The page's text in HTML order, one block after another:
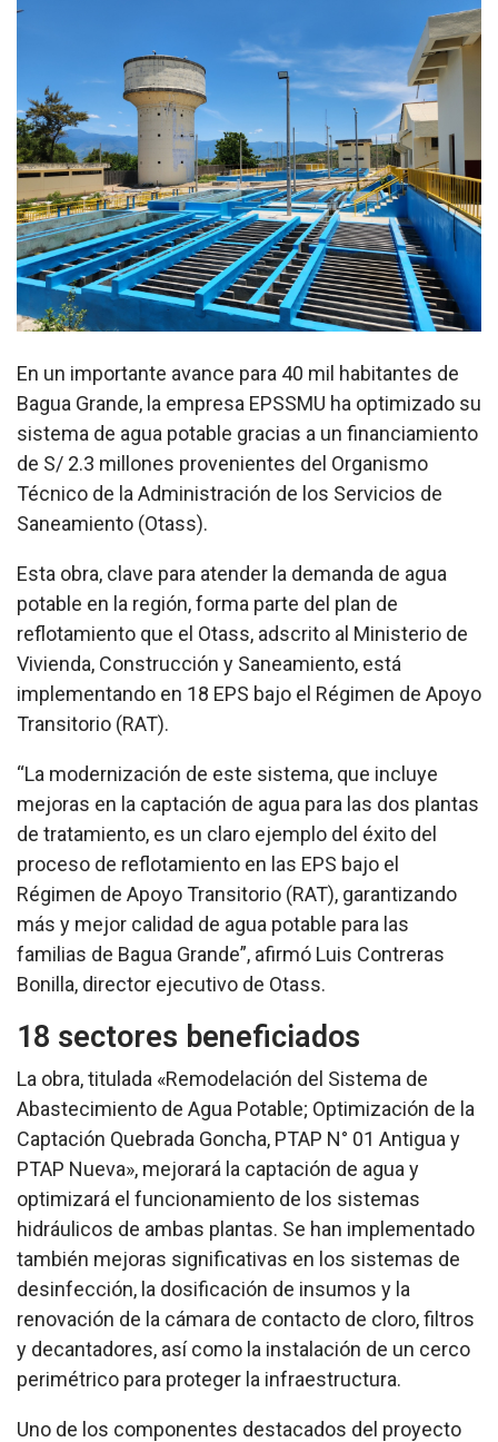
En un importante avance para 40 mil habitantes de
Bagua Grande, la empresa EPSSMU ha optimizado su
sistema de agua potable gracias a un financiamiento
de S/ 2.3 millones provenientes del Organismo
Técnico de la Administración de los Servicios de
Saneamiento (Otass).
Esta obra, clave para atender la demanda de agua
potable en la región, forma parte del plan de
reflotamiento que el Otass, adscrito al Ministerio de
Vivienda, Construcción y Saneamiento, está
implementando en 18 EPS bajo el Régimen de Apoyo
Transitorio (RAT).
“La modernización de este sistema, que incluye
mejoras en la captación de agua para las dos plantas
de tratamiento, es un claro ejemplo del éxito del
proceso de reflotamiento en las EPS bajo el
Régimen de Apoyo Transitorio (RAT), garantizando
más y mejor calidad de agua potable para las
familias de Bagua Grande”, afirmó Luis Contreras
Bonilla, director ejecutivo de Otass.
18 sectores beneficiados
La obra, titulada «Remodelación del Sistema de
Abastecimiento de Agua Potable; Optimización de la
Captación Quebrada Goncha, PTAP N° 01 Antigua y
PTAP Nueva», mejorará la captación de agua y
optimizará el funcionamiento de los sistemas
hidráulicos de ambas plantas. Se han implementado
también mejoras significativas en los sistemas de
desinfección, la dosificación de insumos y la
renovación de la cámara de contacto de cloro, filtros
y decantadores, así como la instalación de un cerco
perimétrico para proteger la infraestructura.
Uno de los componentes destacados del proyecto